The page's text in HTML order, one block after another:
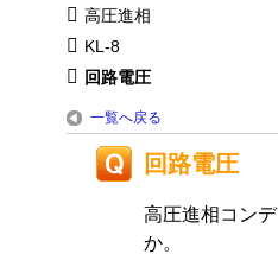
高圧進相
KL-8
回路電圧
一覧へ戻る
回路電圧
高圧進相コン
か。